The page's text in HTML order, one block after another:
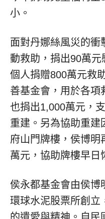
小。
面對丹娜絲風災的衝
動救助，捐出90萬元
個人捐贈800萬元救
善基金會，用於各項
也捐出1,000萬元，
重建。另為協助重建
府山門牌樓，侯博明
萬元，協助牌樓早日
侯永都基金會由侯博
環球水泥股票所創立
的遺愛與精神。自民